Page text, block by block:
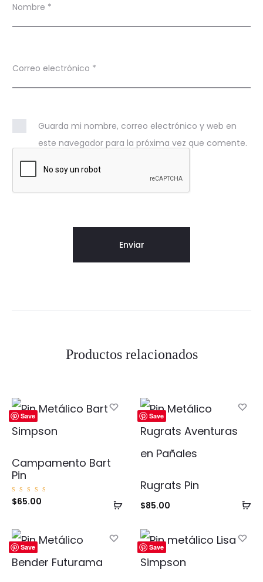
Nombre *
Correo electrónico *
Guarda mi nombre, correo electrónico y web en
este navegador para la próxima vez que comente.
Productos relacionados
Save
Añadir
carrito
Campamento Bart
Pin
Valorad
o con
$65.00
Save
Rugrats Pin
$85.00
Save Save